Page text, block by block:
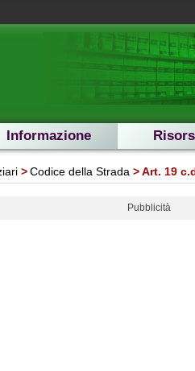
Informazione
Codice della Strada Art. 19
Pubblicità